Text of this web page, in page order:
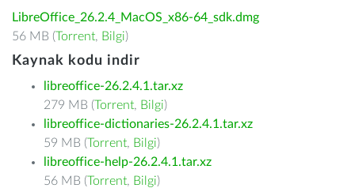
LibreOffice_26.2.4_MacOS_x86-64_sdk.dmg
56 MB (Torrent, Bilgi)
Kaynak kodu indir
libreoffice-26.2.4.1.tar.xz
279 MB (Torrent, Bilgi)
libreoffice-dictionaries-26.2.4.1.tar.xz
59 MB (Torrent, Bilgi)
libreoffice-help-26.2.4.1.tar.xz
56 MB (Torrent, Bilgi)